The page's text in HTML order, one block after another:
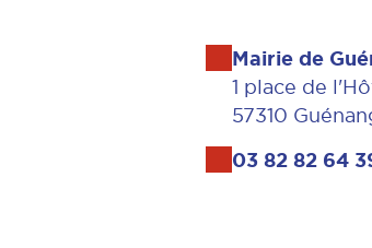
Mairie de
1 place de
57310
03 82 82 64